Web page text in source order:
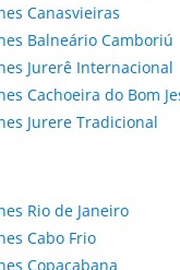
Canasvieiras
Balneário Camboriú
Jurerê Internacional
Cachoeira do Bom
Jurere Tradicional
Rio de Janeiro
Cabo Frio
Copacabana